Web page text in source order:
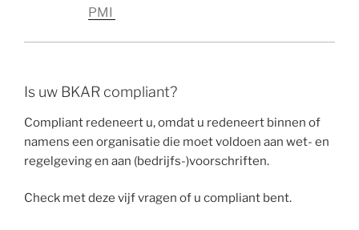
PMI
Is uw BKAR compliant?
Compliant redeneert u, omdat u redeneert binnen of
namens een organisatie die moet voldoen aan wet- en
regelgeving en aan (bedrijfs-)voorschriften.
Check met deze vijf vragen of u compliant bent.